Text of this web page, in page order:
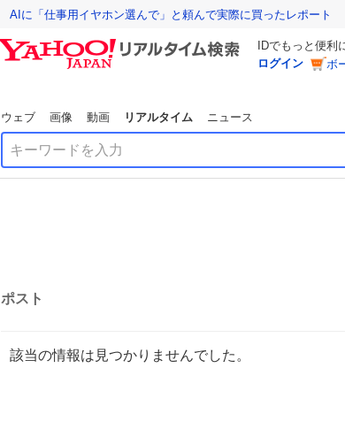
AIに「仕事用イヤホン選んで」と頼んで実際に買ったレポート
IDでもっと便利
ログイン
ボ
ウェブ 画像 動画 リアルタイム ニュース
ポスト
該当の情報は見つかりませんでした。